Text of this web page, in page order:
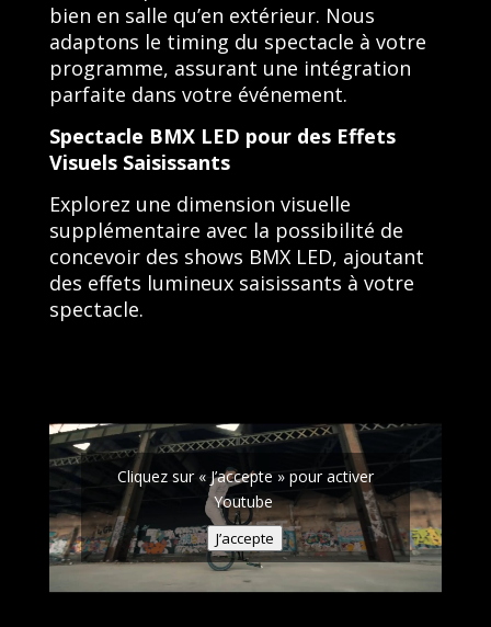
bien en salle qu’en extérieur. Nous
adaptons le timing du spectacle à votre
programme, assurant une intégration
parfaite dans votre événement.
Spectacle BMX LED pour des Effets
Visuels Saisissants
Explorez une dimension visuelle
supplémentaire avec la possibilité de
concevoir des shows BMX LED, ajoutant
des effets lumineux saisissants à votre
spectacle.
Cliquez sur « J’accepte » pour activer
Youtube
J’accepte